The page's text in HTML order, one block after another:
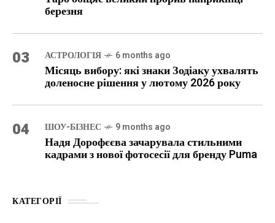
березня
03 АСТРОЛОГІЯ 6 months ago
Місяць вибору: які знаки Зодіаку ухвалять
доленосне рішення у лютому 2026 року
04 ШОУ-БІЗНЕС 9 months ago
Надя Дорофєєва зачарувала стильними
кадрами з нової фотосесії для бренду Puma
КАТЕГОРІЇ